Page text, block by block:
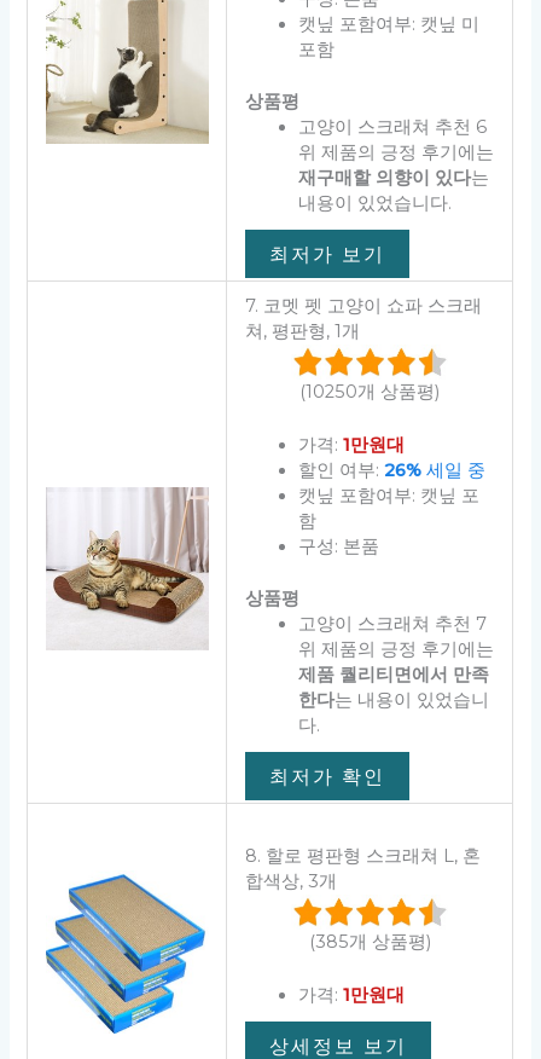
캣닢 포함여부: 캣닢 미
포함
상품평
고양이 스크래쳐 추천 6
위 제품의 긍정 후기에는
재구매할 의향이 있다는
내용이 있었습니다.
최저가 보기
7. 코멧 펫 고양이 쇼파 스크래
쳐, 평판형, 1개
(10250개 상품평)
가격: 1만원대
할인 여부: 26%세일 중
캣닢 포함여부: 캣닢 포
함
구성: 본품
상품평
고양이 스크래쳐 추천 7
위 제품의 긍정 후기에는
제품 퀄리티면에서 만족
한다는 내용이 있었습니
다.
최저가 확인
8. 할로 평판형 스크래쳐 L, 혼
합색상, 3개
(385개 상품평)
가격: 1만원대
상세정보 보기